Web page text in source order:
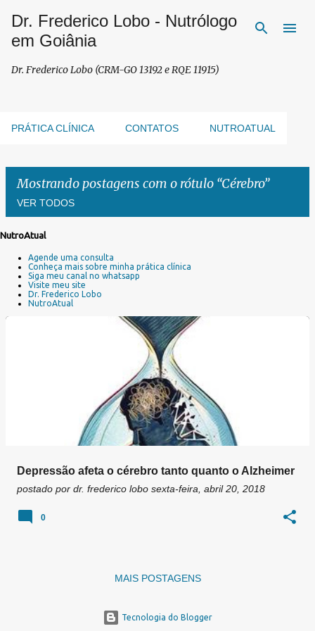
Pular para o conteúdo principal
Dr. Frederico Lobo - Nutrólogo
em Goiânia
Dr. Frederico Lobo (CRM-GO 13192 e RQE 11915)
PRÁTICA CLÍNICA CONTATOS NUTROATUAL
Mostrando postagens com o rótulo Cérebro
VER TODOS
g
NutroAtual
Agende uma consulta
Conheça mais sobre minha prática clínica
Siga meu canal no whatsapp
Visite meu site
Dr. Frederico Lobo
NutroAtual
Depressão afeta o cérebro tanto quanto o Alzheimer
postado por dr. frederico lobo sexta-feira, abril 20, 2018
0
MAIS POSTAGENS
Tecnologia do Blogger